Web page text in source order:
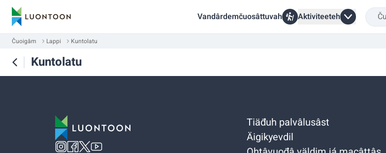
Vandârdemčuosâttuvah Aktiviteeteh
Čuoigâm Lappi Kuntolatu
Kuntolatu
Tiäđuh palvâlusâst
Äigikyevdil